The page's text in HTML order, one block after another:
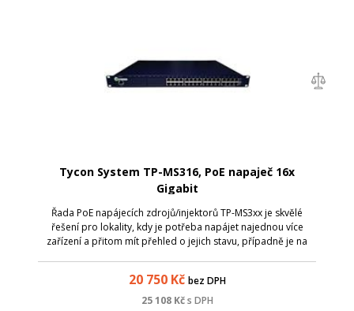
Tycon System TP-MS316, PoE napaječ 16x
Gigabit
Řada PoE napájecích zdrojů/injektorů TP-MS3xx je skvělé
řešení pro lokality, kdy je potřeba napájet najednou více
zařízení a přitom mít přehled o jejich stavu, případně je na
20 750Kč bez DPH
25 108Kč s DPH